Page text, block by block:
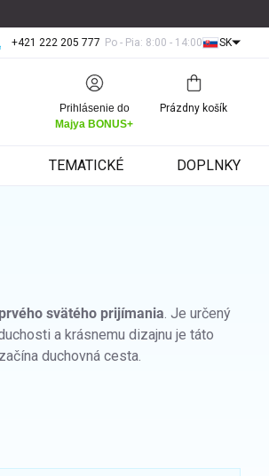
+421 222 205 777 Po - Pia: 8:00 - 14:00 SK
Prihlásenie do
Majya BONUS+
Nákupný
košík
Prázdny košík
TEMATICKÉ DOPLNKY
prvého svätého prijímania. Je určený
a krásnemu dizajnu je táto
duchovná cesta.